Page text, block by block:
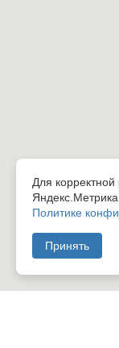
Для корректной
Политике
Принять